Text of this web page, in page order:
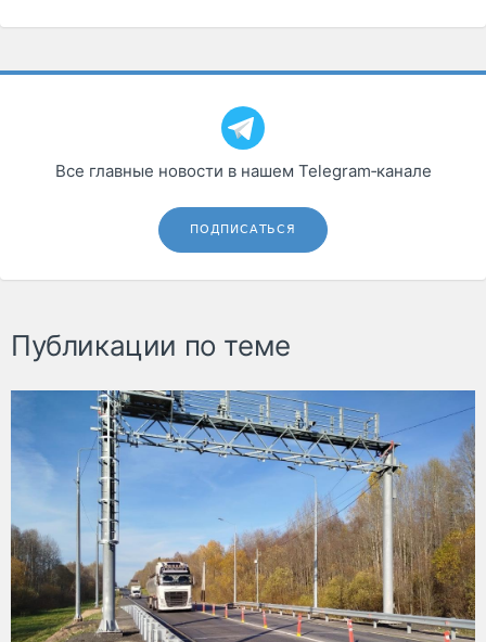
Все главные новости в нашем Telegram‑канале
ПОДПИСАТЬСЯ
Публикации по теме